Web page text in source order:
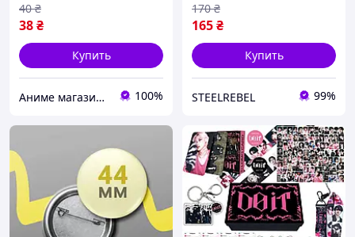
38₴
40 ₴
Купить
Аниме магазин Anikoneko 100%
165₴
170 ₴
Купить
STEELREBEL 99%